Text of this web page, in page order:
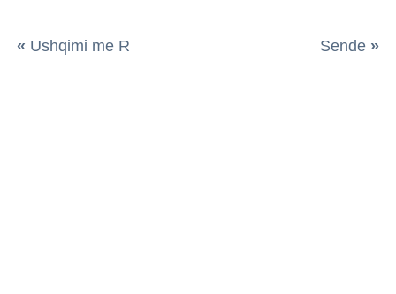
« Ushqimi me R Sende »